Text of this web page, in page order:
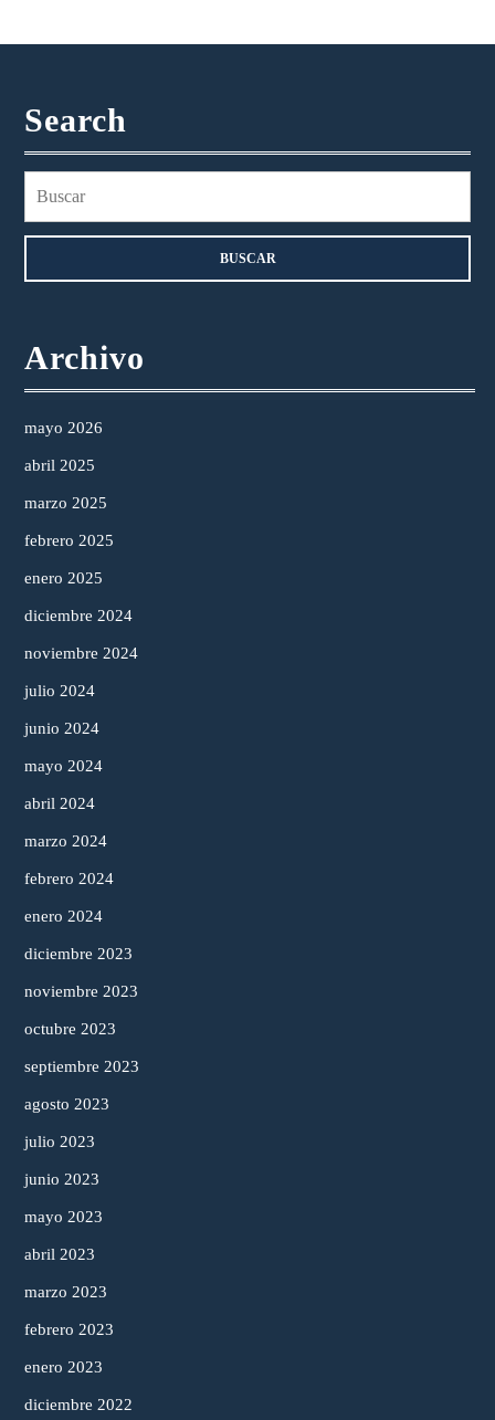
Search
Archivo
mayo 2026
abril 2025
marzo 2025
febrero 2025
enero 2025
diciembre 2024
noviembre 2024
julio 2024
junio 2024
mayo 2024
abril 2024
marzo 2024
febrero 2024
enero 2024
diciembre 2023
noviembre 2023
octubre 2023
septiembre 2023
agosto 2023
julio 2023
junio 2023
mayo 2023
abril 2023
marzo 2023
febrero 2023
enero 2023
diciembre 2022